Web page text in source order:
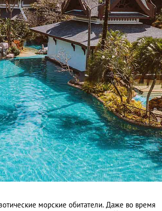
морские обитатели. Даже во время